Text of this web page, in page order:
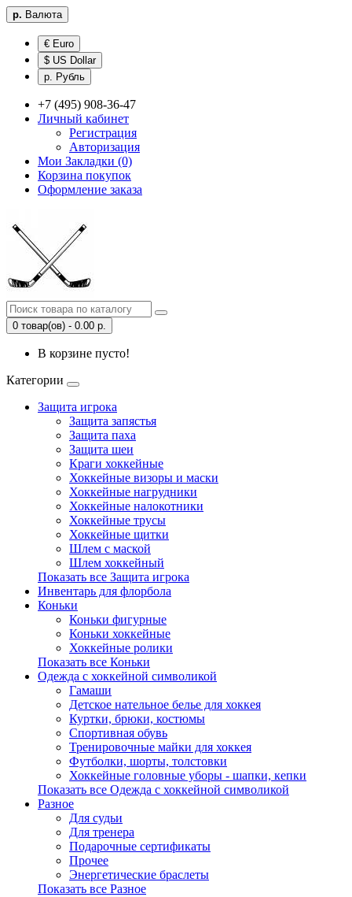
р. Валюта
€ Euro
$ US Dollar
р. Рубль
+7 (495) 908-36-47
Личный кабинет
Регистрация
Авторизация
Мои Закладки (0)
Корзина покупок
Оформление заказа
0 товар(ов) - 0.00 р.
В корзине пусто!
Категории
Защита игрока
Защита запястья
Защита паха
Защита шеи
Краги хоккейные
Хоккейные визоры и маски
Хоккейные нагрудники
Хоккейные налокотники
Хоккейные трусы
Хоккейные щитки
Шлем с маской
Шлем хоккейный
Показать все Защита игрока
Инвентарь для флорбола
Коньки
Коньки фигурные
Коньки хоккейные
Хоккейные ролики
Показать все Коньки
Одежда с хоккейной символикой
Гамаши
Детское нательное белье для хоккея
Куртки, брюки, костюмы
Спортивная обувь
Тренировочные майки для хоккея
Футболки, шорты, толстовки
Хоккейные головные уборы - шапки, кепки
Показать все Одежда с хоккейной символикой
Разное
Для судьи
Для тренера
Подарочные сертификаты
Прочее
Энергетические браслеты
Показать все Разное